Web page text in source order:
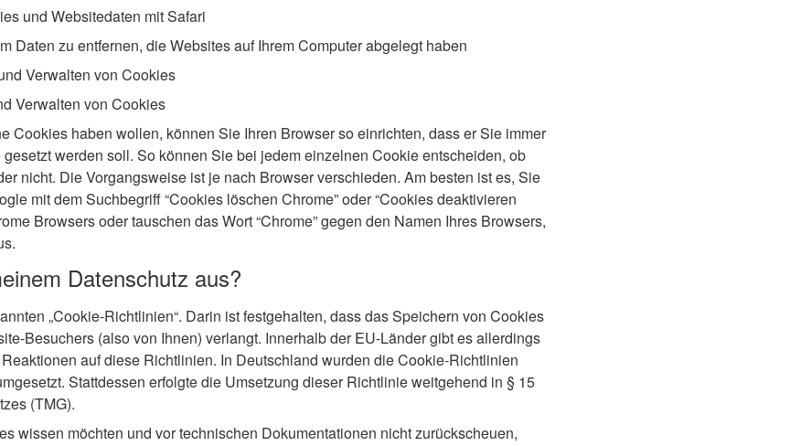
und Websitedaten mit Safari
Daten zu entfernen, die Websites auf Ihrem Computer abgelegt haben
Verwalten von Cookies
Verwalten von Cookies
Cookies haben wollen, können Sie Ihren Browser so einrichten, dass er Sie immer
werden soll. So können Sie bei jedem einzelnen Cookie entscheiden, ob
nicht. Die Vorgangsweise ist je nach Browser verschieden. Am besten ist es, Sie
mit dem Suchbegriff “Cookies löschen Chrome” oder “Cookies deaktivieren
Browsers oder tauschen das Wort “Chrome” gegen den Namen Ihres Browsers,
Datenschutz aus?
„Cookie-Richtlinien“. Darin ist festgehalten, dass das Speichern von Cookies
Besuchers (also von Ihnen) verlangt. Innerhalb der EU-Länder gibt es allerdings
auf diese Richtlinien. In Deutschland wurden die Cookie-Richtlinien
Stattdessen erfolgte die Umsetzung dieser Richtlinie weitgehend in § 15
(TMG).
wissen möchten und vor technischen Dokumentationen nicht zurückscheuen,